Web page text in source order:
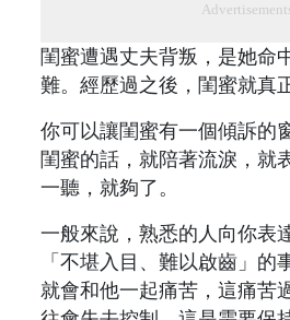
閨蜜遭遇丈夫背叛，是她命
難。經歷過之後，閨蜜就真
你可以讓閨蜜有一個傾訴的
閨蜜的話，就陪著流淚，就
一聽，就夠了。
一般來說，熟悉的人向你表
「不堪入目、難以啟齒」的
就會和他一起痛苦，這痛苦